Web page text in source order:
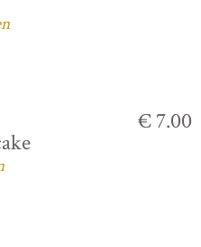
€ 7.00